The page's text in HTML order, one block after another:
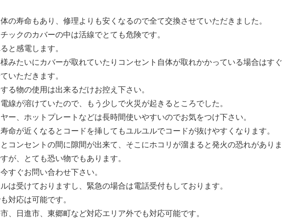
の寿命もあり、修理よりも安くなるので全て交換させていただきました。
ックのカバーの中は活線でとても危険です。
と感電します。
みたいにカバーが取れていたりコンセント自体が取れかかっている場合はすぐ
いただきます。
る物の使用は出来るだけお控え下さい。
線が溶けていたので、もう少しで火災が起きるところでした。
ー、ホットプレートなどは長時間使いやすいのでお気をつけ下さい。
命が近くなるとコードを挿してもユルユルでコードが抜けやすくなります。
コンセントの間に隙間が出来て、そこにホコリが溜まると発火の恐れがありま
が、とても恐い物でもあります。
すぐお問い合わせ下さい。
は受けておりますし、緊急の場合は電話受付もしております。
対応は可能です。
、日進市、東郷町など対応エリア外でも対応可能です。